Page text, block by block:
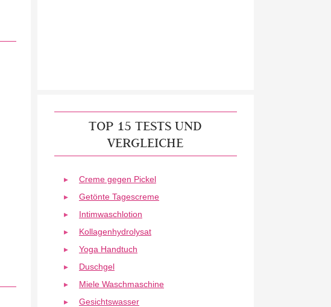
TOP 15 TESTS UND
VERGLEICHE
Creme gegen Pickel
Getönte Tagescreme
Intimwaschlotion
Kollagenhydrolysat
Yoga Handtuch
Duschgel
Miele Waschmaschine
Gesichtswasser